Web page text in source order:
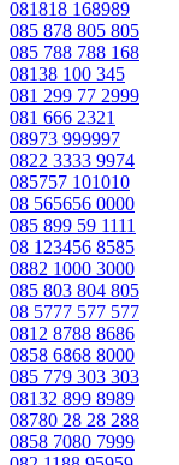
081818 168989
085 878 805 805
085 788 788 168
08138 100 345
081 299 77 2999
081 666 2321
08973 999997
0822 3333 9974
085757 101010
08 565656 0000
085 899 59 1111
08 123456 8585
0882 1000 3000
085 803 804 805
08 5777 577 577
0812 8788 8686
0858 6868 8000
085 779 303 303
08132 899 8989
08780 28 28 288
0858 7080 7999